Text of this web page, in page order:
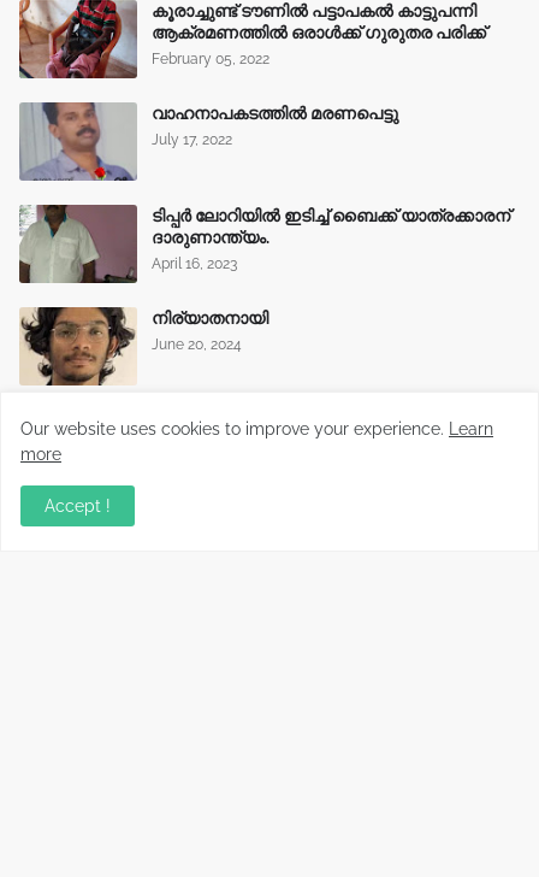
കൂരാച്ചുണ്ട് ടൗണിൽ പട്ടാപകൽ കാട്ടുപന്നി
ആക്രമണത്തിൽ ഒരാൾക്ക് ഗുരുതര പരിക്ക്
February 05, 2022
വാഹനാപകടത്തിൽ മരണപെട്ടു
July 17, 2022
ടിപ്പർ ലോറിയിൽ ഇടിച്ച് ബൈക്ക് യാത്രക്കാരന്
ദാരുണാന്ത്യം.
April 16, 2023
നിര്യാതനായി
June 20, 2024
Our website uses cookies to improve your experience.
Learn
more
Accept !